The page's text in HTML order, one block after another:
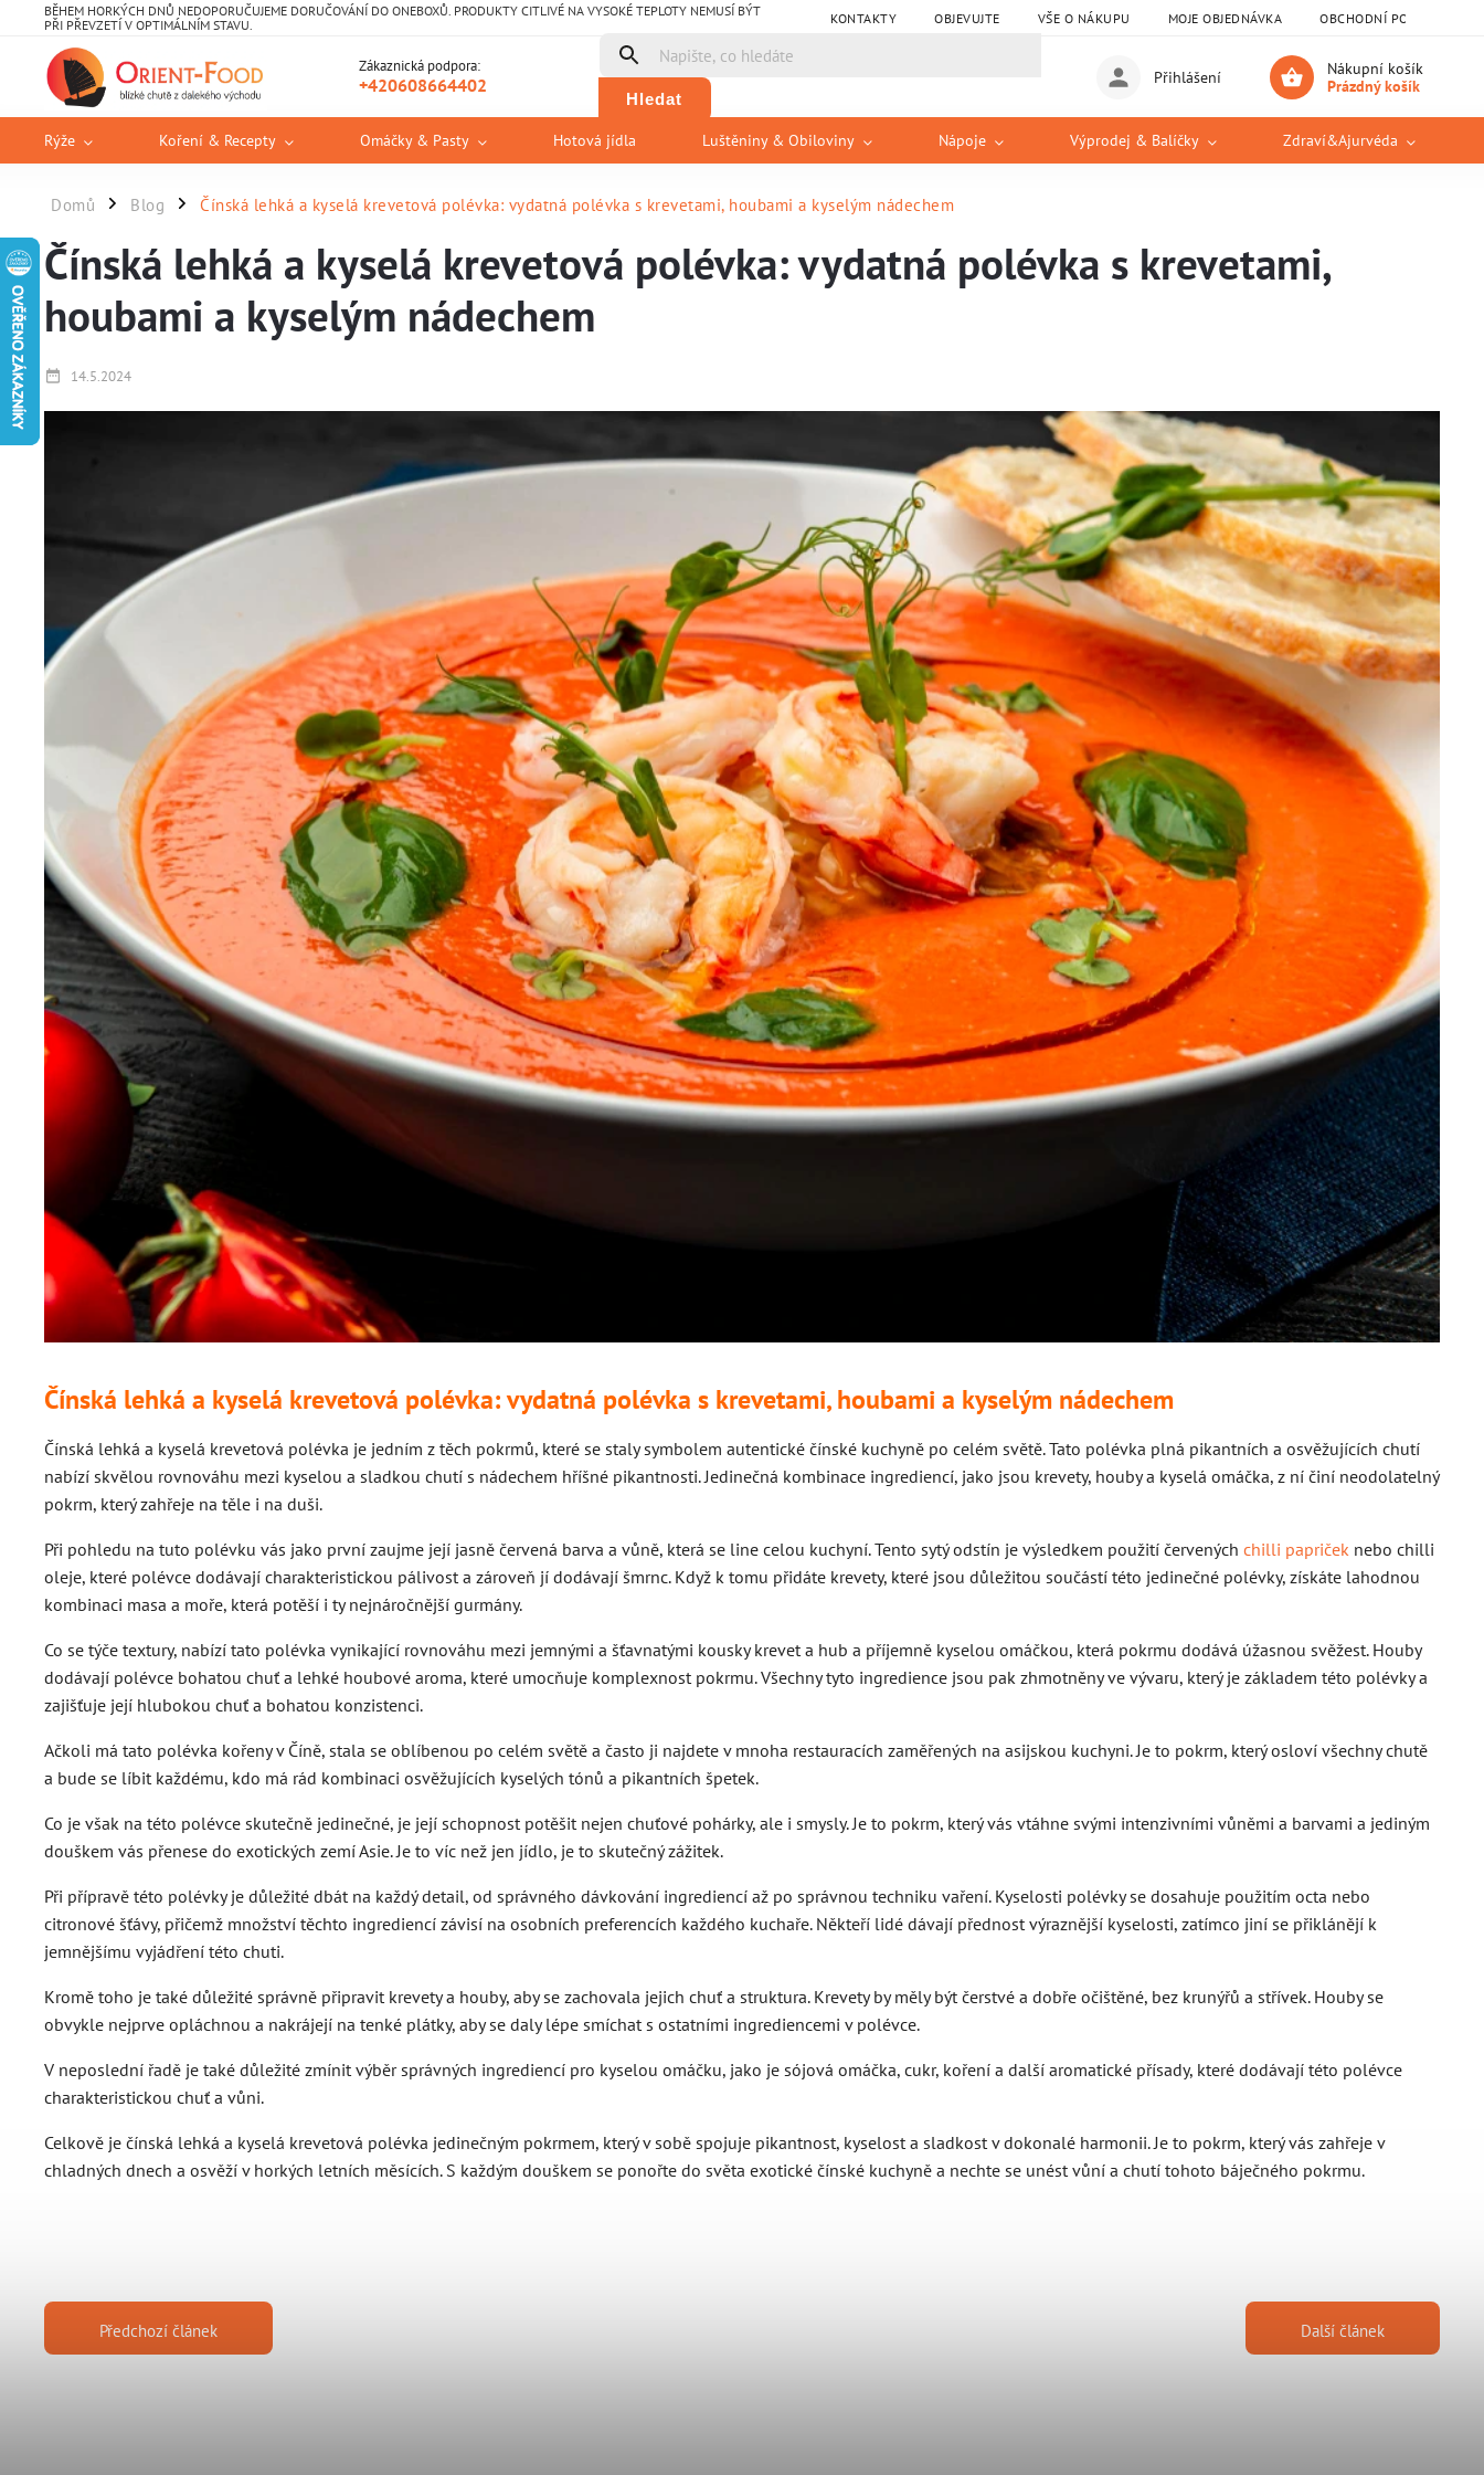
BĚHEM HORKÝCH DNŮ NEDOPORUČUJEME DORUČOVÁNÍ DO ONEBOXŮ. PRODUKTY CITLIVÉ NA VYSOKÉ TEPLOTY NEMUSÍ BÝT
PŘI PŘEVZETÍ V OPTIMÁLNÍM STAVU.
KONTAKTY OBJEVUJTE VŠE O NÁKUPU MOJE OBJEDNÁVKA OBCHODNÍ PODMÍNKY
Zákaznická podpora:
+420608664402
Hledat
Nákupní košík
Prázdný košík
Přihlášení
Rýže Koření & Recepty Omáčky & Pasty Hotová jídla Luštěniny & Obiloviny Nápoje Výprodej & Balíčky Zdraví&Ajurvéda
Domů / Blog / Čínská lehká a kyselá krevetová polévka: vydatná polévka s krevetami, houbami a kyselým nádechem
Čínská lehká a kyselá krevetová polévka: vydatná polévka s krevetami,
houbami a kyselým nádechem
14.5.2024
Čínská lehká a kyselá krevetová polévka: vydatná polévka s krevetami, houbami a kyselým nádechem
Čínská lehká a kyselá krevetová polévka je jedním z těch pokrmů, které se staly symbolem autentické čínské kuchyně po celém světě. Tato polévka plná pikantních a osvěžujících chutí
nabízí skvělou rovnováhu mezi kyselou a sladkou chutí s nádechem hříšné pikantnosti. Jedinečná kombinace ingrediencí, jako jsou krevety, houby a kyselá omáčka, z ní činí neodolatelný
pokrm, který zahřeje na těle i na duši.
Při pohledu na tuto polévku vás jako první zaujme její jasně červená barva a vůně, která se line celou kuchyní. Tento sytý odstín je výsledkem použití červených chilli papriček nebo chilli
oleje, které polévce dodávají charakteristickou pálivost a zároveň jí dodávají šmrnc. Když k tomu přidáte krevety, které jsou důležitou součástí této jedinečné polévky, získáte lahodnou
kombinaci masa a moře, která potěší i ty nejnáročnější gurmány.
Co se týče textury, nabízí tato polévka vynikající rovnováhu mezi jemnými a šťavnatými kousky krevet a hub a příjemně kyselou omáčkou, která pokrmu dodává úžasnou svěžest. Houby
dodávají polévce bohatou chuť a lehké houbové aroma, které umocňuje komplexnost pokrmu. Všechny tyto ingredience jsou pak zhmotněny ve vývaru, který je základem této polévky a
zajišťuje její hlubokou chuť a bohatou konzistenci.
Ačkoli má tato polévka kořeny v Číně, stala se oblíbenou po celém světě a často ji najdete v mnoha restauracích zaměřených na asijskou kuchyni. Je to pokrm, který osloví všechny chutě
a bude se líbit každému, kdo má rád kombinaci osvěžujících kyselých tónů a pikantních špetek.
Co je však na této polévce skutečně jedinečné, je její schopnost potěšit nejen chuťové pohárky, ale i smysly. Je to pokrm, který vás vtáhne svými intenzivními vůněmi a barvami a jediným
douškem vás přenese do exotických zemí Asie. Je to víc než jen jídlo, je to skutečný zážitek.
Při přípravě této polévky je důležité dbát na každý detail, od správného dávkování ingrediencí až po správnou techniku vaření. Kyselosti polévky se dosahuje použitím octa nebo
citronové šťávy, přičemž množství těchto ingrediencí závisí na osobních preferencích každého kuchaře. Někteří lidé dávají přednost výraznější kyselosti, zatímco jiní se přiklánějí k
jemnějšímu vyjádření této chuti.
Kromě toho je také důležité správně připravit krevety a houby, aby se zachovala jejich chuť a struktura. Krevety by měly být čerstvé a dobře očištěné, bez krunýřů a střívek. Houby se
obvykle nejprve opláchnou a nakrájejí na tenké plátky, aby se daly lépe smíchat s ostatními ingrediencemi v polévce.
V neposlední řadě je také důležité zmínit výběr správných ingrediencí pro kyselou omáčku, jako je sójová omáčka, cukr, koření a další aromatické přísady, které dodávají této polévce
charakteristickou chuť a vůni.
Celkově je čínská lehká a kyselá krevetová polévka jedinečným pokrmem, který v sobě spojuje pikantnost, kyselost a sladkost v dokonalé harmonii. Je to pokrm, který vás zahřeje v
chladných dnech a osvěží v horkých letních měsících. S každým douškem se ponořte do světa exotické čínské kuchyně a nechte se unést vůní a chutí tohoto báječného pokrmu.
Předchozí článek Další článek